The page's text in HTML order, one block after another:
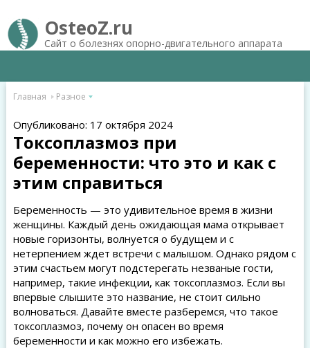
OsteoZ.ru
Сайт о болезнях опорно-двигательного аппарата
Главная Разное
Опубликовано: 17 октября 2024
Токсоплазмоз при
беременности: что это и как с
этим справиться
Беременность — это удивительное время в жизни
женщины. Каждый день ожидающая мама открывает
новые горизонты, волнуется о будущем и с
нетерпением ждет встречи с малышом. Однако рядом с
этим счастьем могут подстерегать незваные гости,
например, такие инфекции, как токсоплазмоз. Если вы
впервые слышите это название, не стоит сильно
волноваться. Давайте вместе разберемся, что такое
токсоплазмоз, почему он опасен во время
беременности и как можно его избежать.